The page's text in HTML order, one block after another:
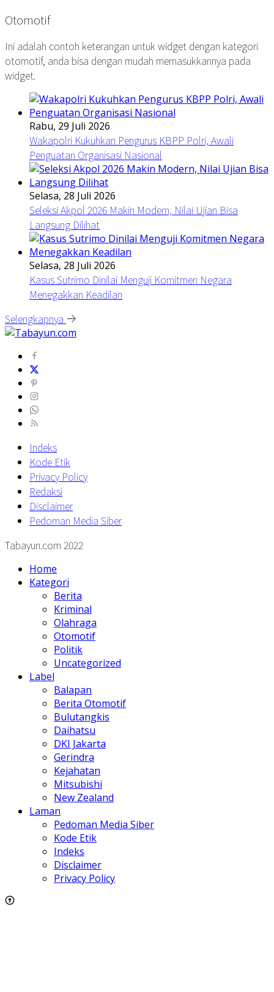
Otomotif
Ini adalah contoh keterangan untuk widget dengan kategori
otomotif, anda bisa dengan mudah memasukkannya pada
widget.
Rabu, 29 Juli 2026
Wakapolri Kukuhkan Pengurus KBPP Polri, Awali
Penguatan Organisasi Nasional
Selasa, 28 Juli 2026
Seleksi Akpol 2026 Makin Modern, Nilai Ujian Bisa
Langsung Dilihat
Selasa, 28 Juli 2026
Kasus Sutrimo Dinilai Menguji Komitmen Negara
Menegakkan Keadilan
Selengkapnya
Indeks
Kode Etik
Privacy Policy
Redaksi
Disclaimer
Pedoman Media Siber
Tabayun.com 2022
Home
Kategori
Berita
Kriminal
Olahraga
Otomotif
Politik
Uncategorized
Label
Balapan
Berita Otomotif
Bulutangkis
Daihatsu
DKI Jakarta
Gerindra
Kejahatan
Mitsubishi
New Zealand
Laman
Pedoman Media Siber
Kode Etik
Indeks
Disclaimer
Privacy Policy